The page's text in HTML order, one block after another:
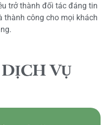
trở thành đối tác đáng tin
thành công cho mọi khách
VỤ